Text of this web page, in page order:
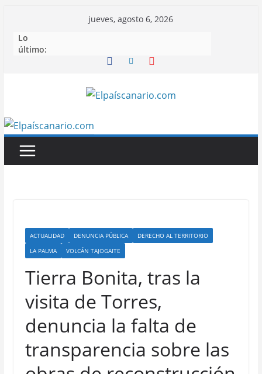
contenido
jueves, agosto 6, 2026
Lo
último:
ACTUALIDAD DENUNCIA PÚBLICA
DERECHO AL TERRITORIO
LA PALMA
VOLCÁN TAJOGAITE
Tierra Bonita, tras la
visita de Torres,
denuncia la falta de
transparencia sobre las